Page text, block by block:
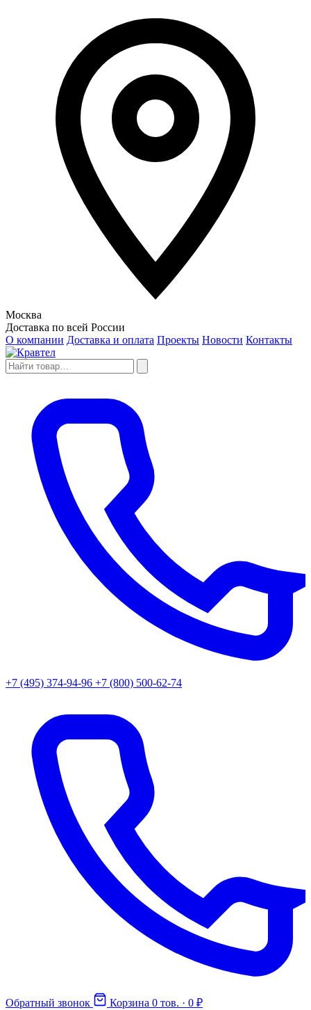
Москва
Доставка по всей России
О компании Доставка и оплата Проекты Новости Контакты
+7 (495) 374-94-96 +7 (800) 500-62-74
Обратный звонок Корзина 0 тов. · 0 ₽